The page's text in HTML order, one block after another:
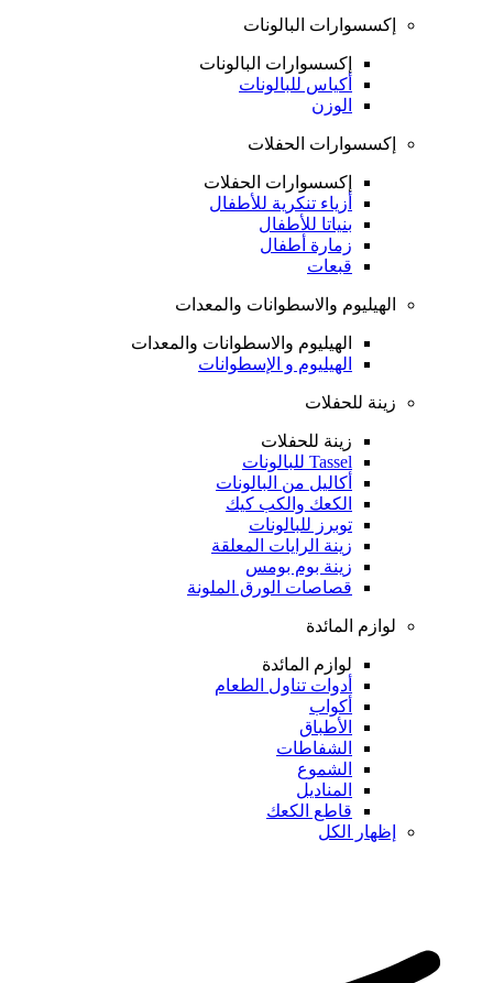
إكسسوارات البالونات
إكسسوارات البالونات
أكياس للبالونات
الوزن
إكسسوارات الحفلات
إكسسوارات الحفلات
أزياء تنكرية للأطفال
بنياتا للأطفال
زمارة أطفال
قبعات
الهيليوم والاسطوانات والمعدات
الهيليوم والاسطوانات والمعدات
الهيليوم و الإسطوانات
زينة للحفلات
زينة للحفلات
Tassel للبالونات
أكاليل من البالونات
الكعك والكب كيك
توبرز للبالونات
زينة الرايات المعلقة
زينة بوم بومس
قصاصات الورق الملونة
لوازم المائدة
لوازم المائدة
أدوات تناول الطعام
أكواب
الأطباق
الشفاطات
الشموع
المناديل
قاطع الكعك
إظهار الكل